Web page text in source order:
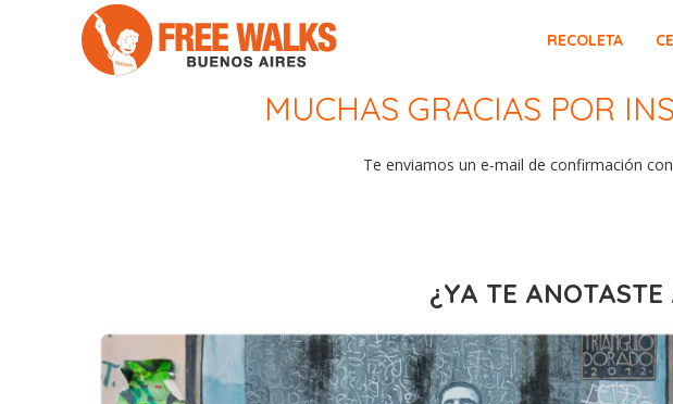
RECOLETA
MUCHAS GRACIAS POR
Te enviamos un e-mail de confirmación
¿YA TE ANOTASTE